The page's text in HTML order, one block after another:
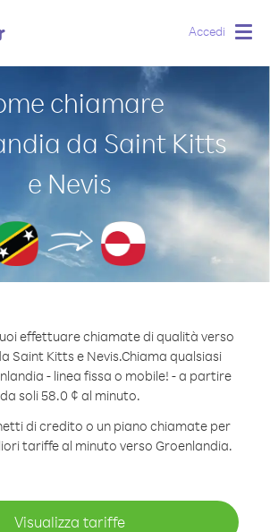
Accedi
chiamare
da Saint Kitts
e Nevis
effettuare chiamate di qualità verso
Saint Kitts e Nevis.Chiama qualsiasi
- linea fissa o mobile! - a partire
da soli 58.0 ¢ al minuto.
di credito o un piano chiamate per
tariffe al minuto verso Groenlandia.
Visualizza tariffe